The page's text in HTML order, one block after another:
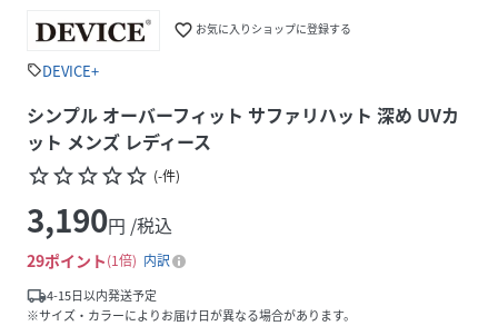
favorite_border お気に入りショップに登録する
sellDEVICE+
シンプル オーバーフィット サファリハット 深め UVカ
ット メンズ レディース
star_borderstar_borderstar_borderstar_borderstar_border (-件)
3,190円 /税込
29ポイント 1倍
内訳
local_shipping4-15日以内発送予定
※サイズ・カラーによりお届け日が異なる場合があります。